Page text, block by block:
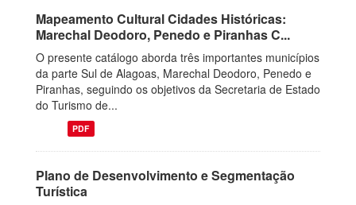
Mapeamento Cultural Cidades Históricas:
Marechal Deodoro, Penedo e Piranhas C...
O presente catálogo aborda três importantes municípios
da parte Sul de Alagoas, Marechal Deodoro, Penedo e
Piranhas, seguindo os objetivos da Secretaria de Estado
do Turismo de...
PDF
Plano de Desenvolvimento e Segmentação
Turística